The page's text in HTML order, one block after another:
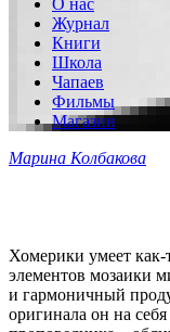
О нас
Журнал
Книги
Школа
Чапаев
Фильмы
Магазин
Марина Колбакова
Хомерики умеет как-
элементов мозаики
и гармоничный
оригинала он на